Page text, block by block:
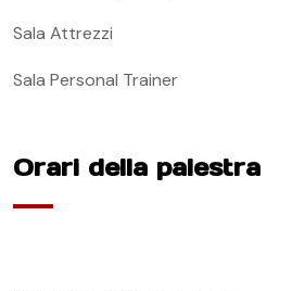
Sala Attrezzi
Sala Personal Trainer
Orari della palestra